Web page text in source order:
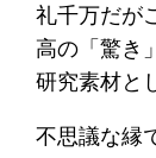
礼千万だが
高の「驚き
研究素材と
不思議な縁